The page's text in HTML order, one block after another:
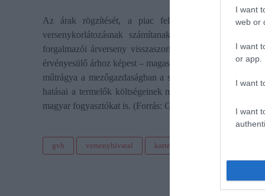
I want
web or
I want
or app.
I want
I want
Az árak rögzítését, a piac felosztását célzó tiltott
versenykorlátozásnak számítanak, mivel jelentős
forgalmazói árverseny visszaszorítása miatt a hazai
érvényesülő árhoz képest – magasabb árakkal
műtrágya a mezőgazdaságban a szántóföldi tápanyag-
hatásai a termelők költségeinek növelésével tovább
magyar fogyasztókat is. (Forrás: GVH)
gvh versenyhivatal kartellezés